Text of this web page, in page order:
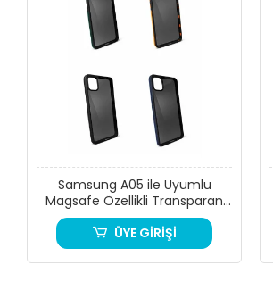
Samsung A05 ile Uyumlu
Magsafe Özellikli Transparan
Akrilik Telefon Kılıfı
ÜYE GİRİŞİ